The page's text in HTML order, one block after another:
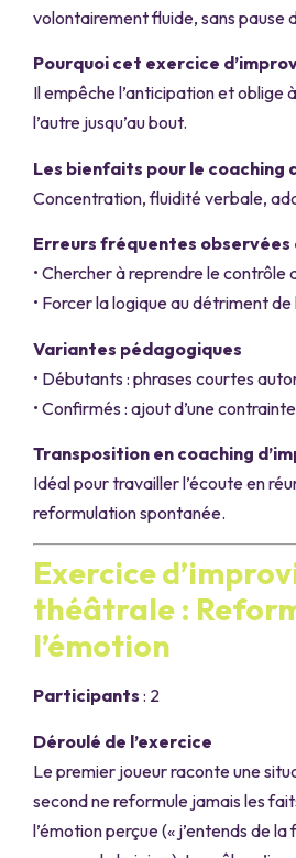
volontairement fluide, sans pause
Pourquoi cet exercice
Il empêche l’anticipation et oblige
l’autre jusqu’au bout.
Les bienfaits pour le coaching
Concentration, fluidité verbale,
Erreurs fréquentes
• Chercher à reprendre le contrôle
• Forcer la logique au détriment de
Variantes pédagogiques
• Débutants : phrases courtes
• Confirmés : ajout d’une
Transposition en coaching
Idéal pour travailler l’écoute en
reformulation spontanée.
Exercice
théâtrale :
l’émotion
Participants : 2
Déroulé de l’exercice
Le premier joueur raconte une
second ne reformule jamais les
l’émotion perçue (« j’entends de